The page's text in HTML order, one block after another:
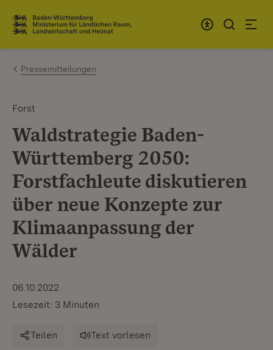
Zum Inhalt springen
Link zur Startseite
Pressemitteilungen
Forst
Waldstrategie Baden-
Württemberg 2050:
Forstfachleute diskutieren
über neue Konzepte zur
Klimaanpassung der
Wälder
06.10.2022
Lesezeit: 3 Minuten
Teilen Text vorlesen